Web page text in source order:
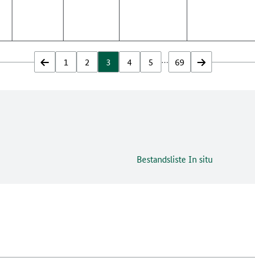
zurück
1 2 3 4 5 … 69 vor
Bestandsliste In situ